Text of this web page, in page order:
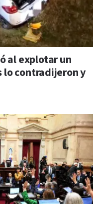
al explotar un
lo contradijeron y